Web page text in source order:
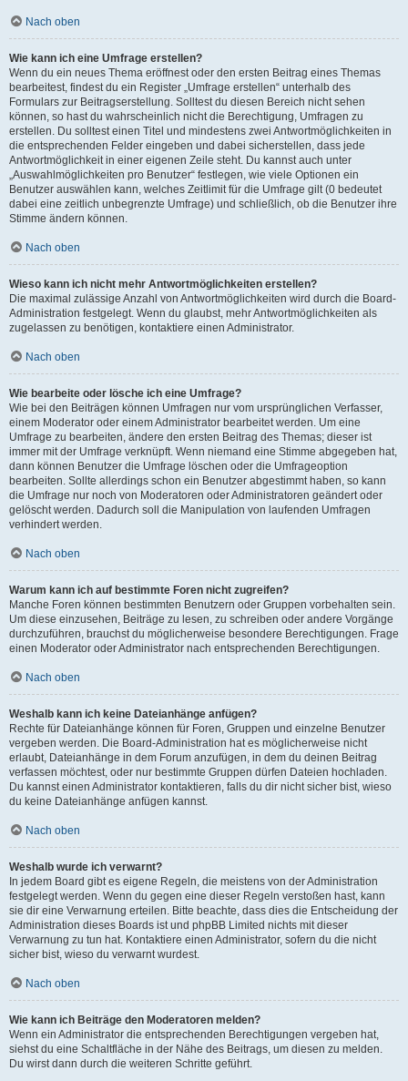
Nach oben
Wie kann ich eine Umfrage erstellen?
Wenn du ein neues Thema eröffnest oder den ersten Beitrag eines Themas
bearbeitest, findest du ein Register „Umfrage erstellen“ unterhalb des
Formulars zur Beitragserstellung. Solltest du diesen Bereich nicht sehen
können, so hast du wahrscheinlich nicht die Berechtigung, Umfragen zu
erstellen. Du solltest einen Titel und mindestens zwei Antwortmöglichkeiten in
die entsprechenden Felder eingeben und dabei sicherstellen, dass jede
Antwortmöglichkeit in einer eigenen Zeile steht. Du kannst auch unter
„Auswahlmöglichkeiten pro Benutzer“ festlegen, wie viele Optionen ein
Benutzer auswählen kann, welches Zeitlimit für die Umfrage gilt (0 bedeutet
dabei eine zeitlich unbegrenzte Umfrage) und schließlich, ob die Benutzer ihre
Stimme ändern können.
Nach oben
Wieso kann ich nicht mehr Antwortmöglichkeiten erstellen?
Die maximal zulässige Anzahl von Antwortmöglichkeiten wird durch die Board-
Administration festgelegt. Wenn du glaubst, mehr Antwortmöglichkeiten als
zugelassen zu benötigen, kontaktiere einen Administrator.
Nach oben
Wie bearbeite oder lösche ich eine Umfrage?
Wie bei den Beiträgen können Umfragen nur vom ursprünglichen Verfasser,
einem Moderator oder einem Administrator bearbeitet werden. Um eine
Umfrage zu bearbeiten, ändere den ersten Beitrag des Themas; dieser ist
immer mit der Umfrage verknüpft. Wenn niemand eine Stimme abgegeben hat,
dann können Benutzer die Umfrage löschen oder die Umfrageoption
bearbeiten. Sollte allerdings schon ein Benutzer abgestimmt haben, so kann
die Umfrage nur noch von Moderatoren oder Administratoren geändert oder
gelöscht werden. Dadurch soll die Manipulation von laufenden Umfragen
verhindert werden.
Nach oben
Warum kann ich auf bestimmte Foren nicht zugreifen?
Manche Foren können bestimmten Benutzern oder Gruppen vorbehalten sein.
Um diese einzusehen, Beiträge zu lesen, zu schreiben oder andere Vorgänge
durchzuführen, brauchst du möglicherweise besondere Berechtigungen. Frage
einen Moderator oder Administrator nach entsprechenden Berechtigungen.
Nach oben
Weshalb kann ich keine Dateianhänge anfügen?
Rechte für Dateianhänge können für Foren, Gruppen und einzelne Benutzer
vergeben werden. Die Board-Administration hat es möglicherweise nicht
erlaubt, Dateianhänge in dem Forum anzufügen, in dem du deinen Beitrag
verfassen möchtest, oder nur bestimmte Gruppen dürfen Dateien hochladen.
Du kannst einen Administrator kontaktieren, falls du dir nicht sicher bist, wieso
du keine Dateianhänge anfügen kannst.
Nach oben
Weshalb wurde ich verwarnt?
In jedem Board gibt es eigene Regeln, die meistens von der Administration
festgelegt werden. Wenn du gegen eine dieser Regeln verstoßen hast, kann
sie dir eine Verwarnung erteilen. Bitte beachte, dass dies die Entscheidung der
Administration dieses Boards ist und phpBB Limited nichts mit dieser
Verwarnung zu tun hat. Kontaktiere einen Administrator, sofern du die nicht
sicher bist, wieso du verwarnt wurdest.
Nach oben
Wie kann ich Beiträge den Moderatoren melden?
Wenn ein Administrator die entsprechenden Berechtigungen vergeben hat,
siehst du eine Schaltfläche in der Nähe des Beitrags, um diesen zu melden.
Du wirst dann durch die weiteren Schritte geführt.